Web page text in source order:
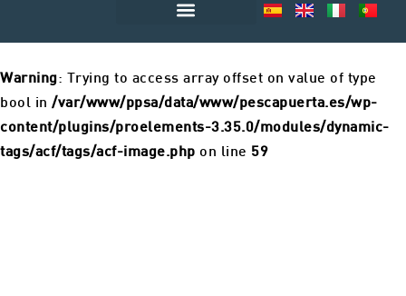
Warning: Trying to access array offset on value of type
bool in /var/www/ppsa/data/www/pescapuerta.es/wp-
content/plugins/proelements-3.35.0/modules/dynamic-
tags/acf/tags/acf-image.php on line 59